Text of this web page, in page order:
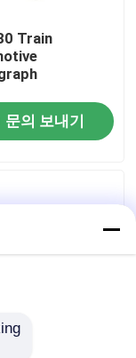
Train
문의 보내기